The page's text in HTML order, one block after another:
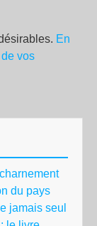
En
vos
du pays
jamais seul